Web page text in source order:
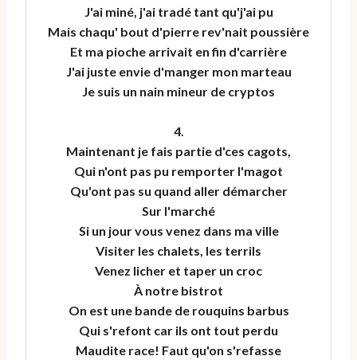
J'ai miné, j'ai tradé tant qu'j'ai pu
Mais chaqu' bout d'pierre rev'nait poussière
Et ma pioche arrivait en fin d'carrière
J'ai juste envie d'manger mon marteau
Je suis un nain mineur de cryptos
4.
Maintenant je fais partie d'ces cagots,
Qui n'ont pas pu remporter l'magot
Qu'ont pas su quand aller démarcher
Sur l'marché
Si un jour vous venez dans ma ville
Visiter les chalets, les terrils
Venez licher et taper un croc
À notre bistrot
On est une bande de rouquins barbus
Qui s'refont car ils ont tout perdu
Maudite race! Faut qu'on s'refasse